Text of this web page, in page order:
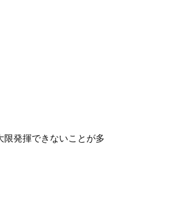
限発揮できないことが多